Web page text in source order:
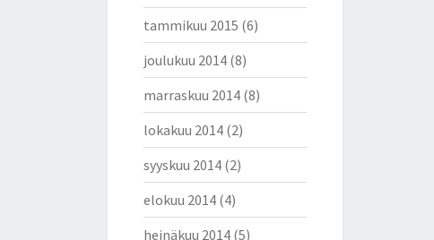
tammikuu 2015 (6)
joulukuu 2014(8)
marraskuu 2014(8)
lokakuu 2014(2)
syyskuu 2014(2)
elokuu 2014(4)
heinäkuu 2014(5)